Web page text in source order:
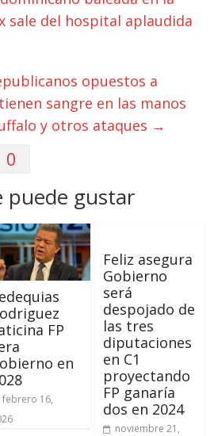
sale del hospital aplaudida
opuestos a
sangre en las manos
y otros ataques →
0
puede gustar
FP
en
febrero 16,
Feliz asegura
Gobierno
será
despojado de
las tres
diputaciones
en C1
proyectando
FP ganaría
dos en 2024
noviembre 21,